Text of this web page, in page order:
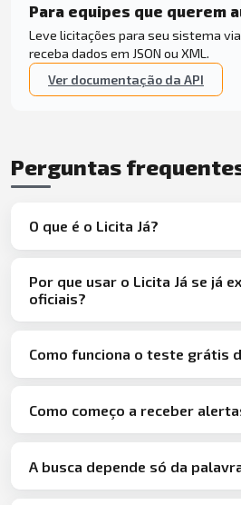
Para equipes que querem
Leve licitações para seu sistema via
receba dados em JSON ou XML.
Ver documentação da API
Perguntas
O que é o Licita Já?
Por que usar o Licita Já se já
oficiais?
Como funciona o teste grátis
Como começo a receber
A busca depende só da